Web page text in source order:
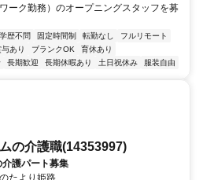
ーク勤務）のオープニングスタッフを募
学歴不問 固定時間制 転勤なし
フルリモート
与あり ブランクOK
育休あり
長期歓迎 長期休暇あり 土日祝休み 服装自由
の介護職(14353997)
護パート募集
たより姫路